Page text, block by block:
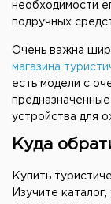
необходимости
подручных
Очень важна
магазина
есть модели с
устройства для
Куда
Купить
Изучите